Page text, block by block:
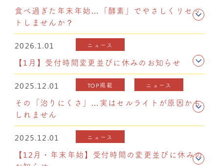
食べ過ぎた年末年始…「酵素」でやさしくリセッ
トしませんか？
2026.1.01 ニュース
【1月】受付時間変更並びに休みのお知らせ
2025.12.01 TOP掲載 ニュース
その「治りにくさ」…実はセルライトが原因かも
しれません
2025.12.01 ニュース
【12月・年末年始】受付時間の変更並びに休みの